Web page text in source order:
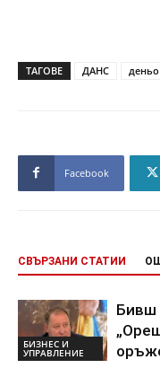
ТАГОВЕ ДАНС
Facebook
СВЪРЗАНИ СТАТИИ
БИЗНЕС И
УПРАВЛЕНИЕ
Бивш